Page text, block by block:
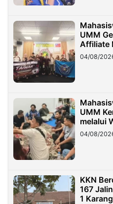
UMM
Affiliate
Migran
04/08/
UMM
melalui
di
04/08/
KKN
167
1